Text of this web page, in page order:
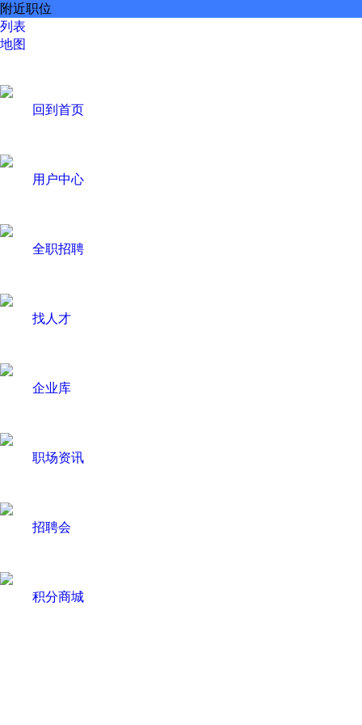
附近职位
列表
地图
回到首页
用户中心
全职招聘
找人才
企业库
职场资讯
招聘会
积分商城